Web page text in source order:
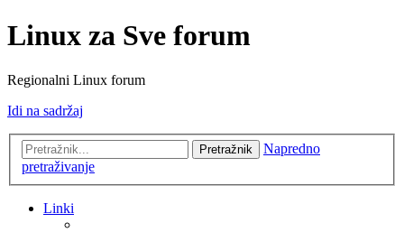
Linux za Sve forum
Regionalni Linux forum
Idi na sadržaj
Pretražnik
Napredno
pretraživanje
Linki